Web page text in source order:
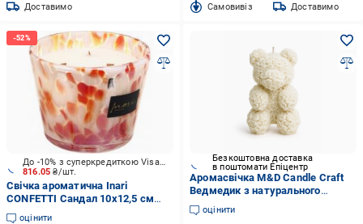
Доставимо Cамовивіз Доставимо
816.05₴/шт.
До -10% з суперкредиткою Visa Вигода
Свічка ароматична Inari
CONFETTI Сандал 10х12,5 см
помаранчевий
оцінити
Безкоштовна доставка
в поштомати Епіцентр
Аромасвічка M&D Candle Craft
Ведмедик з натурального
соєвого воску аромат ваніль
(00022)
оцінити